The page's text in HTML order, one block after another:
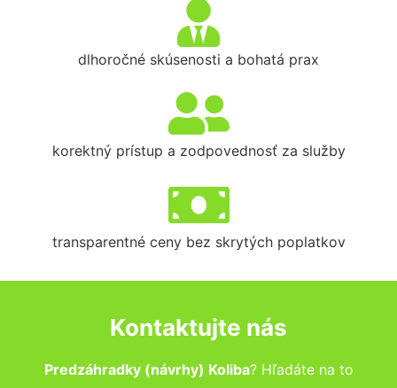
dlhoročné skúsenosti a bohatá prax
korektný prístup a zodpovednosť za služby
transparentné ceny bez skrytých poplatkov
Kontaktujte nás
Predzáhradky (návrhy) Koliba? Hľadáte na to